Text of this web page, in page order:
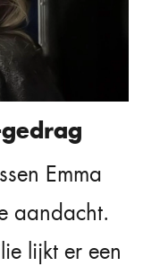
Emma
aandacht.
lijkt er een